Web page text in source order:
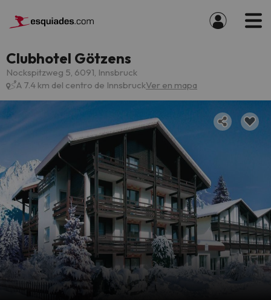
Clubhotel Götzens
Nockspitzweg 5, 6091, Innsbruck
A 7.4 km del centro de InnsbruckVer en mapa